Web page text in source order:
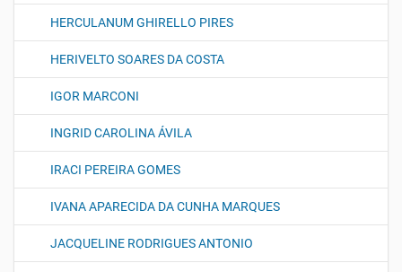
HERCULANUM GHIRELLO PIRES
HERIVELTO SOARES DA COSTA
IGOR MARCONI
INGRID CAROLINA ÁVILA
IRACI PEREIRA GOMES
IVANA APARECIDA DA CUNHA MARQUES
JACQUELINE RODRIGUES ANTONIO